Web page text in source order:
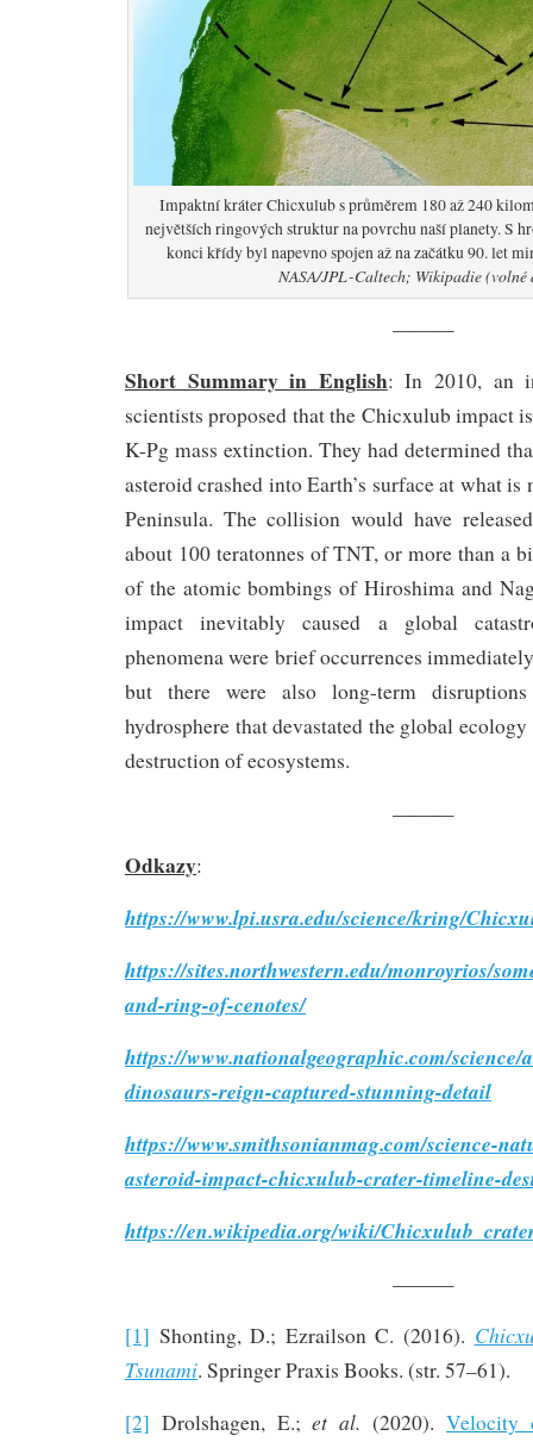
Impaktní kráter Chicxulub s průměrem 180 až 240
největších ringových struktur na povrchu naší planety. S
konci křídy byl napevno spojen až na začátku 90. let
NASA/JPL-Caltech; Wikipadie
———
Short Summary in English: In 2010, an
scientists proposed that the Chicxulub impact
K-Pg mass extinction. They had determined
asteroid crashed into Earth’s surface at what is
Peninsula. The collision would have
about 100 teratonnes of TNT, or more than a
of the atomic bombings of Hiroshima and
impact inevitably caused a global
phenomena were brief occurrences
but there were also long-term
hydrosphere that devastated the global
destruction of ecosystems.
———
Odkazy:
https://www.lpi.usra.edu/science/kring/
https://sites.northwestern.edu/monroyrios/
and-ring-of-cenotes/
https://www.nationalgeographic.com/science/
dinosaurs-reign-captured-stunning-detail
https://www.smithsonianmag.com/science-
asteroid-impact-chicxulub-crater-timeline-
https://en.wikipedia.org/wiki/
———
[1] Shonting, D.; Ezrailson C. (2016).
Tsunami. Springer Praxis Books. (str. 57–61).
[2] Drolshagen, E.;et al. (2020). Velocity